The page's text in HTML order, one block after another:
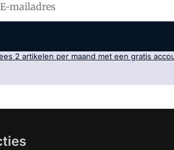
2 artikelen per maand met een gratis